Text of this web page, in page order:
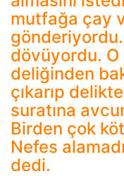
mutfağa çay
dövüyordu. O
deliğinden
çıkarıp
suratına
Birden çok
Nefes
dedi.